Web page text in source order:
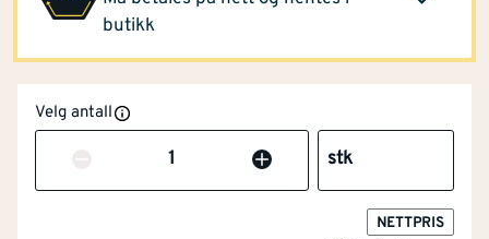
butikk
1 305,-
Velg antall
Antall stk
NETTPRIS